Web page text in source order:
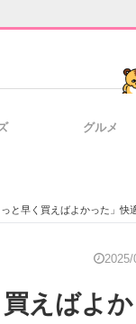
グルメ
と早く買えばよかった」快適度MAXの“アン
2025/
買えばよ